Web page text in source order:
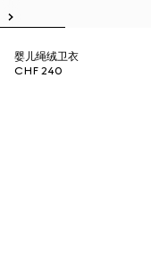
婴儿绳绒卫衣
CHF 240